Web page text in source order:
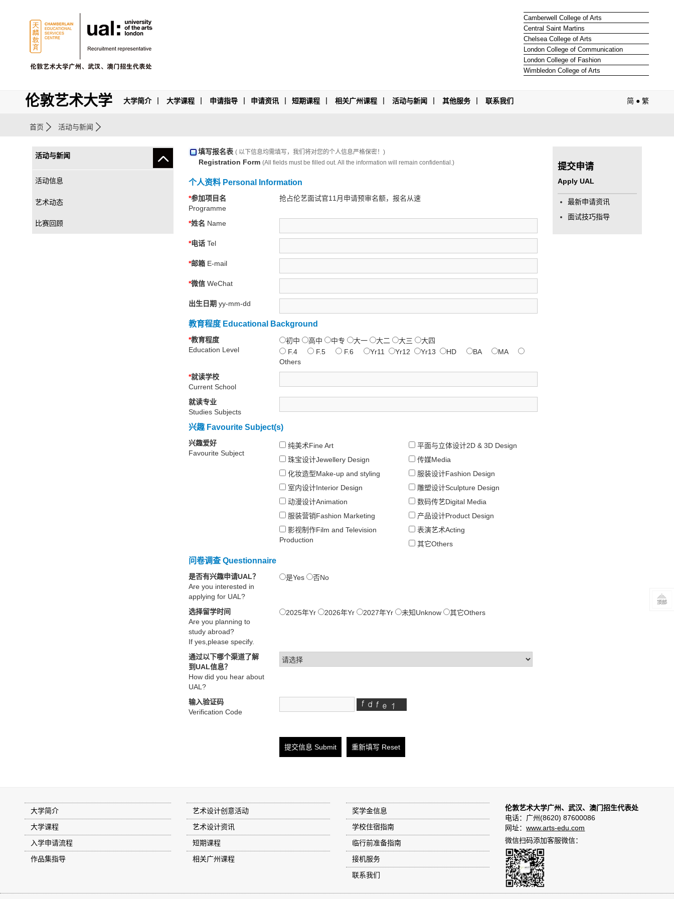
Camberwell College of Arts
Central Saint Martins
Chelsea College of Arts
London College of Communication
London College of Fashion
Wimbledon College of Arts
大学简介 大学课程 申请指导 申请资讯 短期课程 相关广州课程 活动与新闻 其他服务 联系我们
伦敦艺术大学 简 ● 繁
首页 活动与新闻
活动与新闻
活动信息
艺术动态
比赛回顾
填写报名表 ( 以下信息均需填写，我们将对您的个人信息严格保密！)
Registration Form (All fields must be filled out. All the information will remain confidential.)
个人资料 Personal Information
*参加项目名
Programme
抢占伦艺面试官11月申请预审名额，报名从速
*姓名 Name
*电话 Tel
*邮箱 E-mail
*微信 WeChat
出生日期 yy-mm-dd
教育程度 Educational Background
*教育程度
Education Level
初中 高中 中专 大一 大二 大三
大四
F.4
F.5 F.6 Yr11 Yr12 Yr13 HD BA
MA
Others
*就读学校
Current School
就读专业
Studies Subjects
兴趣 Favourite Subject(s)
兴趣爱好
Favourite Subject
纯美术Fine Art
平面与立体设计2D & 3D Design
珠宝设计Jewellery Design
传媒Media
化妆造型Make-up and styling
服装设计Fashion Design
室内设计Interior Design
雕塑设计Sculpture Design
动漫设计Animation
数码传艺Digital Media
服装营销Fashion Marketing
产品设计Product Design
影视制作Film and Television
Production
表演艺术Acting
其它Others
问卷调查 Questionnaire
是否有兴趣申请UAL？
Are you interested in
applying for UAL?
是Yes 否No
选择留学时间
Are you planning to
study abroad?
If yes,please specify.
2025年Yr 2026年Yr 2027年Yr 未知Unknow 其它Others
通过以下哪个渠道了解
到UAL信息？
How did you hear about
UAL?
输入验证码
Verification Code
提交申请
Apply UAL
最新申请资讯
面试技巧指导
大学简介
大学课程
入学申请流程
作品集指导
艺术设计创意活动
艺术设计资讯
短期课程
相关广州课程
奖学金信息
学校住宿指南
临行前准备指南
接机服务
联系我们
伦敦艺术大学广州、武汉、澳门招生代表处
电话：广州(8620) 87600086
网址：www.arts-edu.com
微信扫码添加客服微信：